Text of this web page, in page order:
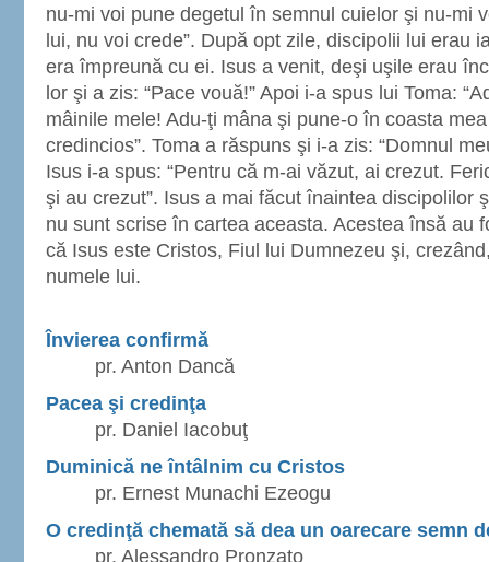
nu-mi voi pune degetul în semnul cuielor şi nu-mi
lui, nu voi crede”. După opt zile, discipolii lui erau
era împreună cu ei. Isus a venit, deşi uşile erau
lor şi a zis: “Pace vouă!” Apoi i-a spus lui Toma:
mâinile mele! Adu-ţi mâna şi pune-o în coasta
credincios”. Toma a răspuns şi i-a zis: “Domnul
Isus i-a spus: “Pentru că m-ai văzut, ai crezut.
şi au crezut”. Isus a mai făcut înaintea discipolilor
nu sunt scrise în cartea aceasta. Acestea însă au
că Isus este Cristos, Fiul lui Dumnezeu şi,
numele lui.
Învierea confirmă
pr. Anton Dancă
Pacea şi credinţa
pr. Daniel Iacobuţ
Duminică ne întâlnim cu Cristos
pr. Ernest Munachi Ezeogu
O credinţă chemată să dea un oarecare semn
pr. Alessandro Pronzato